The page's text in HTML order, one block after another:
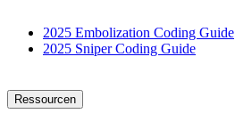
2025 Embolization Coding Guide
2025 Sniper Coding Guide
Ressourcen